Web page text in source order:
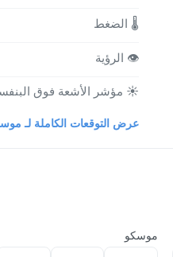
🌡️ الضغط
👁️ الرؤية
☀️ مؤشر الأشعة فوق
عرض التوقعات الكاملة لـ
موسكو